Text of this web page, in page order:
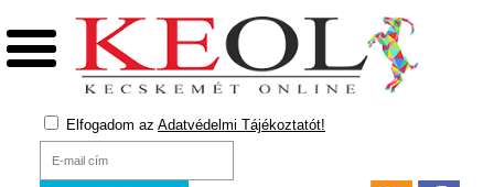
Elfogadom az Adatvédelmi Tájékoztatót!